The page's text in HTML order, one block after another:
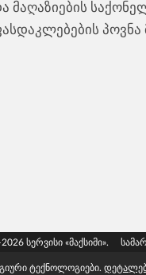
მაღაზიების
პოვნა
სერვისი «მაქსიმი».
ტექნოლოგიები.